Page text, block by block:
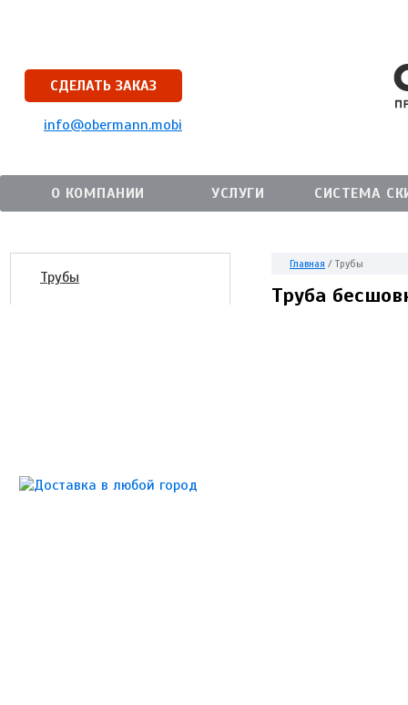
СДЕЛАТЬ ЗАКАЗ
info@obermann.mobi
О КОМПАНИИ УСЛУГИ СИСТЕМА
Трубы
Главная / Трубы
Труба